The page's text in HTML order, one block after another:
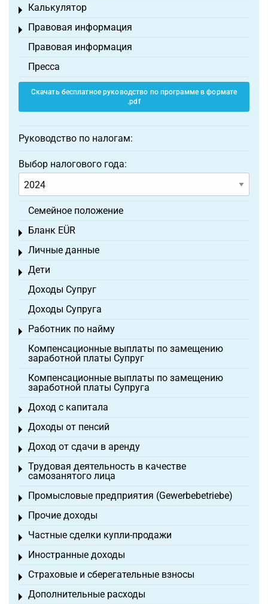
Калькулятор
Toggle menu
Правовая информация
Toggle menu
Правовая информация
Пресса
Скачать бесплатное руководство по программе в формате
.pdf
Руководство по налогам:
Выбор налогового года:
Семейное положение
Бланк EÜR
Toggle menu
Личные данные
Toggle menu
Дети
Toggle menu
Доходы Супруг
Доходы Супруга
Работник по найму
Toggle menu
Компенсационные выплаты по замещению
заработной платы Супруг
Компенсационные выплаты по замещению
заработной платы Супруга
Доход с капитала
Toggle menu
Доходы от пенсий
Toggle menu
Доход от сдачи в аренду
Toggle menu
Трудовая деятельность в качестве
самозанятого лица
Toggle menu
Промысловые предприятия (Gewerbebetriebe)
Toggle menu
Прочие доходы
Toggle menu
Частные сделки купли-продажи
Toggle menu
Иностранные доходы
Toggle menu
Страховые и сберегательные взносы
Toggle menu
Дополнительные расходы
Toggle menu